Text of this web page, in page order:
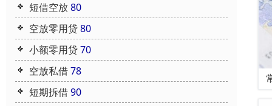
短借空放80
空放零用贷80
小额零用贷70
空放私借78
短期拆借90